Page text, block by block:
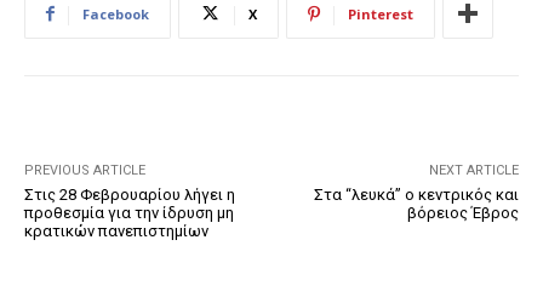
Facebook X Pinterest
PREVIOUS ARTICLE
Στις 28 Φεβρουαρίου λήγει η
προθεσμία για την ίδρυση μη
κρατικών πανεπιστημίων
NEXT ARTICLE
Στα “λευκά” ο κεντρικός και
βόρειος Έβρος